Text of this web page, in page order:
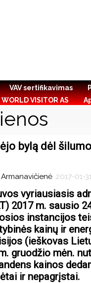
VAV sertifikavimas
VISITOR AS
bylą dėl
2017-01-
vyriausiasis
2017 m. sausio
instancijos
kainų ir
(ieškovas
gruodžio mėn.
kainos
ir nepagrįstai.